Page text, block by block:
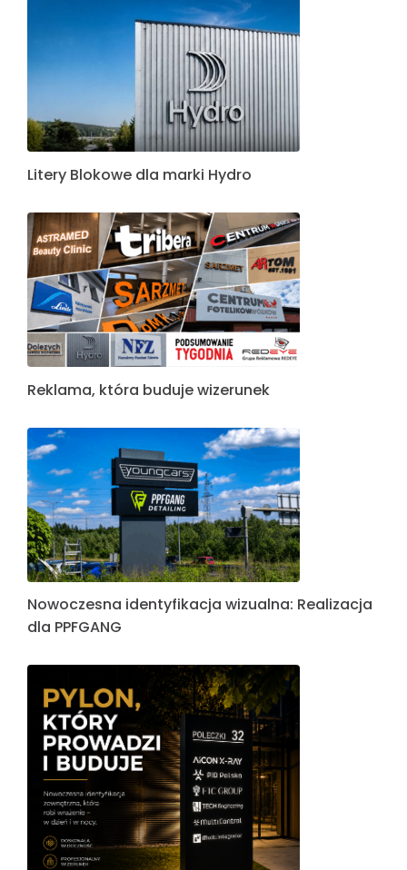
Litery Blokowe dla marki Hydro
Reklama, która buduje wizerunek
Nowoczesna identyfikacja wizualna: Realizacja
dla PPFGANG